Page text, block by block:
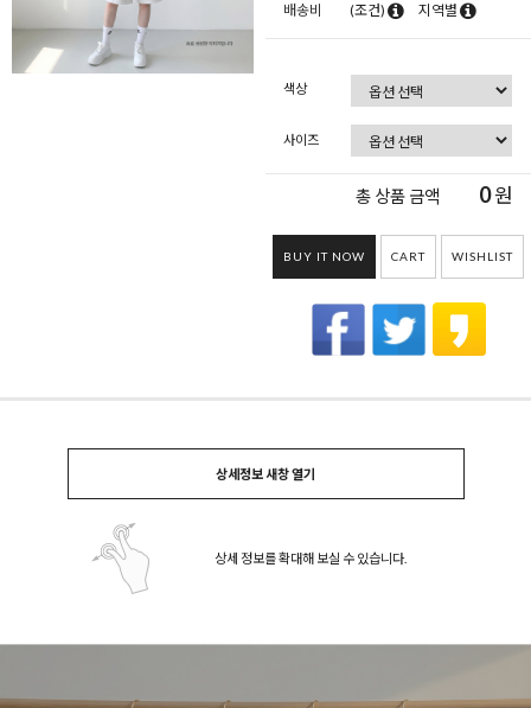
배송비 (조건) 지역별
색상
사이즈
총 상품 금액 0원
BUY IT NOW CART WISHLIST
상세정보 새창 열기
상세 정보를 확대해 보실 수 있습니다.